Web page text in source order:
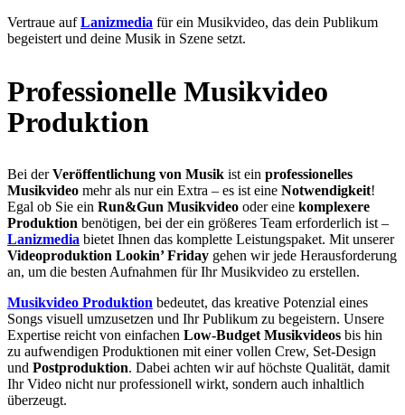
Vertraue aufLanizmedia für ein Musikvideo, das dein Publikum
begeistert und deine Musik in Szene setzt.
Professionelle Musikvideo
Produktion
Bei derVeröffentlichung von Musik ist ein professionelles
Musikvideo mehr als nur ein Extra – es ist eine Notwendigkeit!
Egal ob Sie ein Run&Gun Musikvideo oder eine komplexere
Produktion benötigen, bei der ein größeres Team erforderlich ist –
Lanizmedia bietet Ihnen das komplette Leistungspaket. Mit unserer
Videoproduktion Lookin’ Friday gehen wir jede Herausforderung
an, um die besten Aufnahmen für Ihr Musikvideo zu erstellen.
Musikvideo Produktion bedeutet, das kreative Potenzial eines
Songs visuell umzusetzen und Ihr Publikum zu begeistern. Unsere
Expertise reicht von einfachen Low-Budget Musikvideos bis hin
zu aufwendigen Produktionen mit einer vollen Crew, Set-Design
und Postproduktion. Dabei achten wir auf höchste Qualität, damit
Ihr Video nicht nur professionell wirkt, sondern auch inhaltlich
überzeugt.